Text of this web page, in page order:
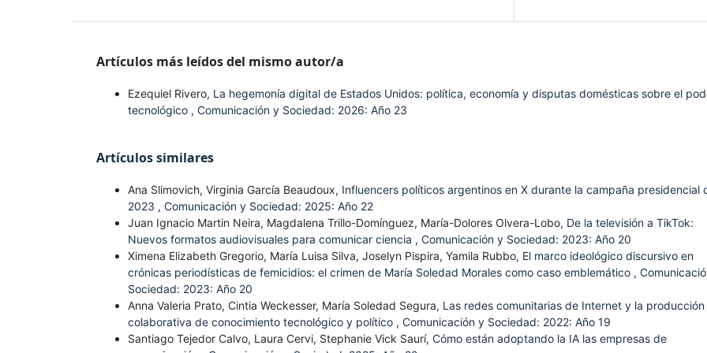
Artículos más leídos del mismo autor/a
Ezequiel Rivero, La hegemonía digital de Estados Unidos: política, economía y disputas domésticas sobre el
tecnológico , Comunicación y Sociedad: 2026: Año 23
Artículos similares
Ana Slimovich, Virginia García Beaudoux, Influencers políticos argentinos en X durante la campaña presidencial
2023 , Comunicación y Sociedad: 2025: Año 22
Juan Ignacio Martin Neira, Magdalena Trillo-Domínguez, María-Dolores Olvera-Lobo, De la televisión a TikTok:
Nuevos formatos audiovisuales para comunicar ciencia , Comunicación y Sociedad: 2023: Año 20
Ximena Elizabeth Gregorio, María Luisa Silva, Joselyn Pispira, Yamila Rubbo, El marco ideológico discursivo en
crónicas periodísticas de femicidios: el crimen de María Soledad Morales como caso emblemático ,
Sociedad: 2023: Año 20
Anna Valeria Prato, Cintia Weckesser, María Soledad Segura, Las redes comunitarias de Internet y la producción
colaborativa de conocimiento tecnológico y político , Comunicación y Sociedad: 2022: Año 19
Santiago Tejedor Calvo, Laura Cervi, Stephanie Vick Saurí, Cómo están adoptando la IA las empresas de